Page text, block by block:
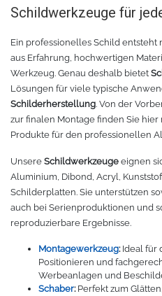
Chemica Galaxy
Chemica Sunmark
Chemica Printbar
Chemica Reflex
Chemica Metallic
Chemica Fashion
Transferpapier
Transferfolie
Handgelenktasche
Werkzeugkasten
Reinigung
Glasschaber
Verpackungsmaschinen
Klebeband
Ausrüstung
Schildwerkzeuge für
Ein professionelles Schild entsteht
aus Erfahrung, hochwertigen
Werkzeug. Genau deshalb bietet
Lösungen für viele typische
Schilderherstellung. Von der
zur finalen Montage finden Sie
Produkte für den professionellen
Unsere Schildwerkzeuge eignen
Aluminium, Dibond, Acryl,
Schilderplatten. Sie unterstützen
auch bei Serienproduktionen und
reproduzierbare Ergebnisse.
Montagewerkzeug:Ideal für
Positionieren und
Werbeanlagen und
Schaber:Perfekt zum